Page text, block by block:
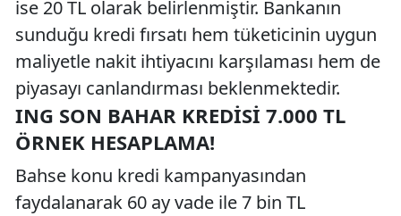
ise 20 TL olarak belirlenmiştir. Bankanın
sunduğu kredi fırsatı hem tüketicinin uygun
maliyetle nakit ihtiyacını karşılaması hem de
piyasayı canlandırması beklenmektedir.
ING SON BAHAR KREDISI 7.000 TL
ÖRNEK HESAPLAMA!
Bahse konu kredi kampanyasından
faydalanarak 60 ay vade ile 7 bin TL